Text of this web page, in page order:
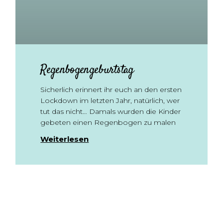
Regenbogengeburtstag
Sicherlich erinnert ihr euch an den ersten
Lockdown im letzten Jahr, natürlich, wer
tut das nicht… Damals wurden die Kinder
gebeten einen Regenbogen zu malen
Weiterlesen